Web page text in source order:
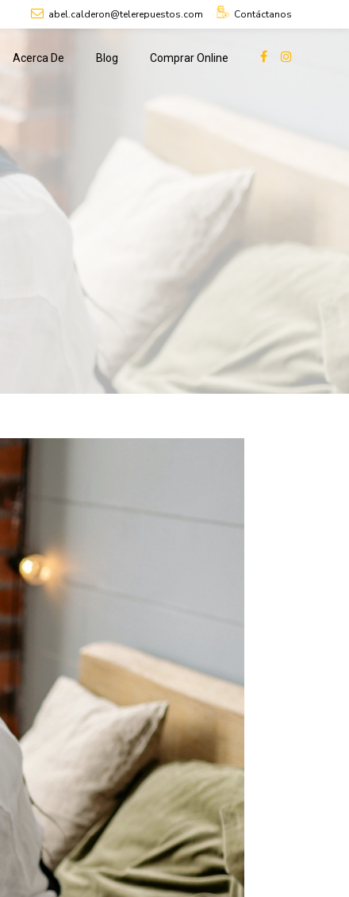
abel.calderon@telerepuestos.com Contáctanos
Acerca De Blog Comprar Online